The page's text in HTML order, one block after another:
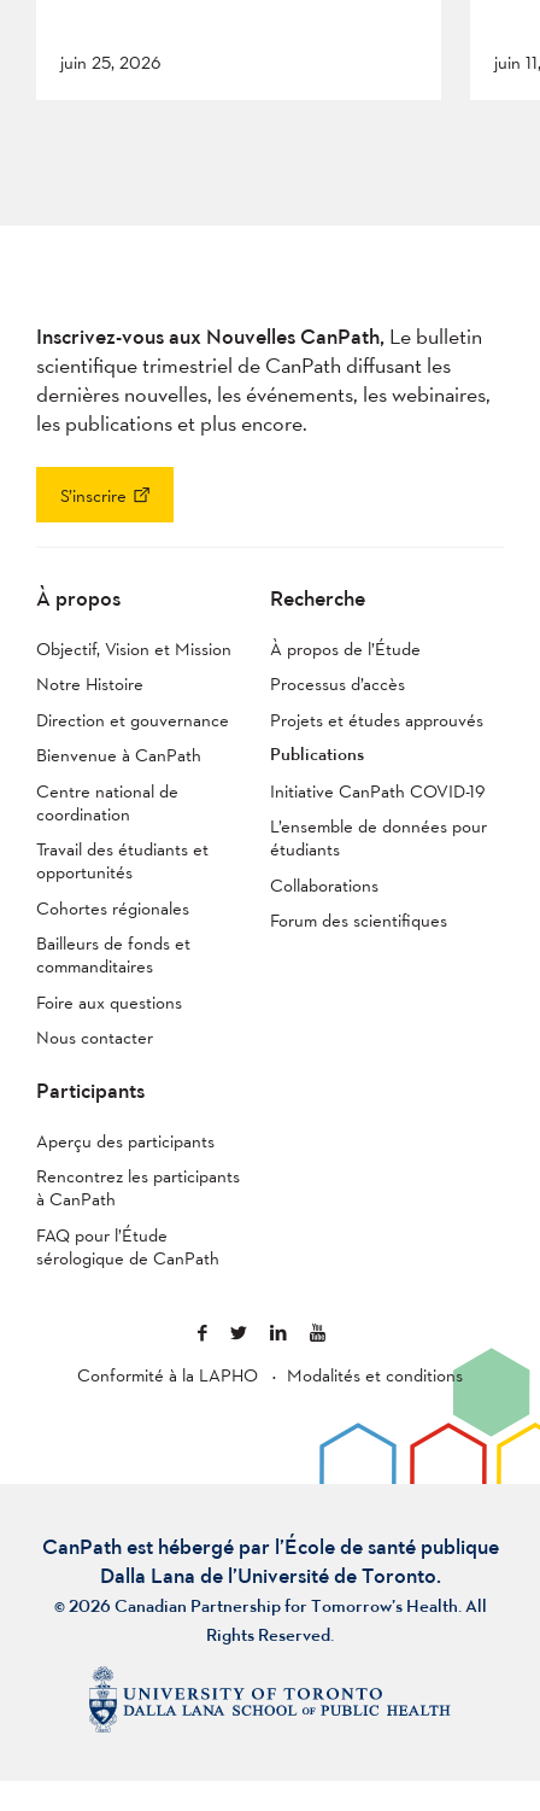
juin 25, 2026 juin
Inscrivez-vous aux Nouvelles CanPath, Le bulletin
scientifique trimestriel de CanPath diffusant les
dernières nouvelles, les événements, les webinaires,
les publications et plus encore.
S’inscrire
À propos
Objectif, Vision et Mission
Notre Histoire
Direction et gouvernance
Bienvenue à CanPath
Centre national de
coordination
Travail des étudiants et
opportunités
Cohortes régionales
Bailleurs de fonds et
commanditaires
Foire aux questions
Nous contacter
Recherche
À propos de l’Étude
Processus d’accès
Projets et études approuvés
Publications
Initiative CanPath COVID-19
L’ensemble de données pour
étudiants
Collaborations
Forum des scientifiques
Participants
Aperçu des participants
Rencontrez les participants
à CanPath
FAQ pour l’Étude
sérologique de CanPath
Conformité à la LAPHO Modalités et conditions
CanPath est hébergé par l’École de santé publique
Dalla Lana de l’Université de Toronto.
© 2026 Canadian Partnership for Tomorrow’s Health. All
Rights Reserved.